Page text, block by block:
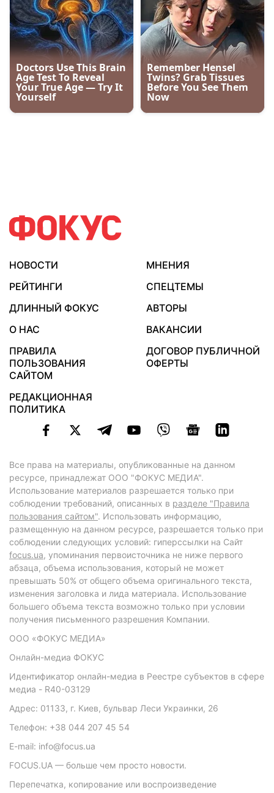
НОВОСТИ
МНЕНИЯ
РЕЙТИНГИ
СПЕЦТЕМЫ
ДЛИННЫЙ ФОКУС
АВТОРЫ
О НАС
ВАКАНСИИ
ПРАВИЛА
ПОЛЬЗОВАНИЯ
САЙТОМ
ДОГОВОР ПУБЛИЧНОЙ
ОФЕРТЫ
РЕДАКЦИОННАЯ
ПОЛИТИКА
Все права на материалы, опубликованные на данном
ресурсе, принадлежат ООО "ФОКУС МЕДИА".
Использование материалов разрешается только при
соблюдении требований, описанных в разделе "Правила
пользования сайтом". Использовать информацию,
размещенную на данном ресурсе, разрешается только при
соблюдении следующих условий: гиперссылки на Сайт
focus.ua, упоминания первоисточника не ниже первого
абзаца, объема использования, который не может
превышать 50% от общего объема оригинального текста,
изменения заголовка и лида материала. Использование
большего объема текста возможно только при условии
получения письменного разрешения Компании.
ООО «ФОКУС МЕДИА»
Онлайн-медиа ФОКУС
Идентификатор онлайн-медиа в Реестре субъектов в сфере
медиа - R40-03129
Адрес: 01133, г. Киев, бульвар Леси Украинки, 26
Телефон: +38 044 207 45 54
E-mail: info@focus.ua
FOCUS.UA — больше чем просто новости.
Перепечатка, копирование или воспроизведение